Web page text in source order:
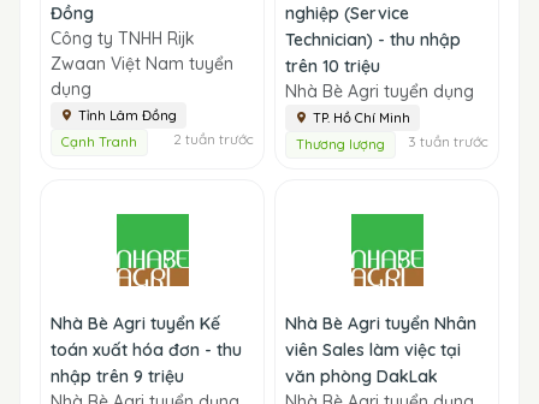
Đồng
Công ty TNHH Rijk
Zwaan Việt Nam tuyển
dụng
Tỉnh Lâm Đồng
Cạnh Tranh
2 tuần trước
nghiệp (Service
Technician) - thu nhập
trên 10 triệu
Nhà Bè Agri tuyển dụng
TP. Hồ Chí Minh
Thương lượng
3 tuần trước
Nhà Bè Agri tuyển Kế
toán xuất hóa đơn - thu
nhập trên 9 triệu
Nhà Bè Agri tuyển Nhân
viên Sales làm việc tại
văn phòng DakLak